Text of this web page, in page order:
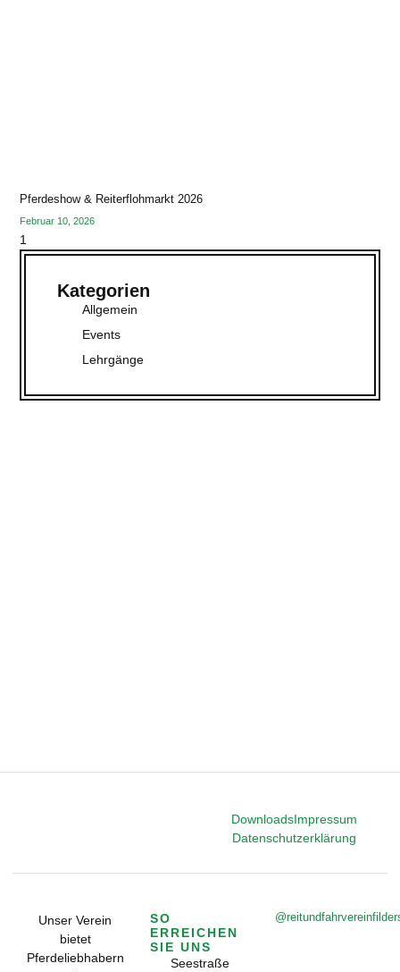
Pferdeshow & Reiterflohmarkt 2026
Februar 10, 2026
Kategorien
Allgemein
Events
Lehrgänge
DownloadsImpressum
Datenschutzerklärung
Unser Verein
bietet
Pferdeliebhabern
SO
ERREICHEN
SIE UNS
Seestraße